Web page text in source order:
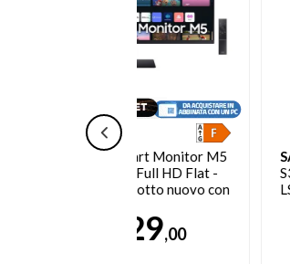
SAMSUNG
Monitor
S30GD da 27'' Full
LS27D300GAUXEN